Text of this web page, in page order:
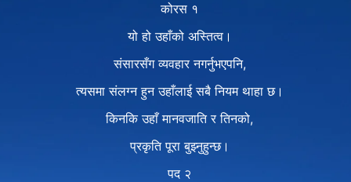
कोरस १
यो हो उहाँको अस्तित्व।
संसारसँग व्यवहार नगर्नुभएपनि,
त्यसमा संलग्न हुन उहाँलाई सबै नियम थाहा छ।
किनकि उहाँ मानवजाति र तिनको,
प्रकृति पूरा बुझ्नुहुन्छ।
पद २